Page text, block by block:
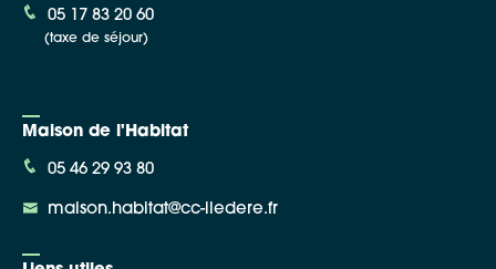
05 17 83 20 60
(taxe de séjour)
Maison de l'Habitat
05 46 29 93 80
maison.habitat@cc-iledere.fr